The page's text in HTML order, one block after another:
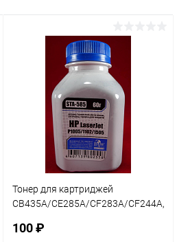
1010/1000
Тонер для картриджей
CB435A/CE285A/CF283A/CF244A,CRG-
фас.Росс
100 ₽